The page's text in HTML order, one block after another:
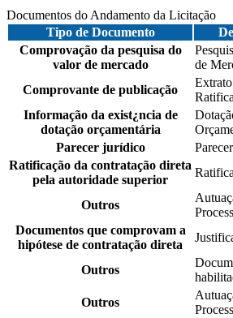
Documentos do Andamento da Licitação
Tipo de Documento
Comprovação da pesquisa do
valor de mercado
de
Comprovante de publicação
Informação da exist¿ncia de
dotação orçamentária
Parecer jurídico
Ratificação da contratação direta
pela autoridade superior
Outros
Documentos que comprovam a
hipótese de contratação direta
Outros
Outros